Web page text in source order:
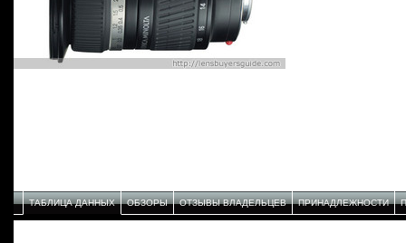
ТАБЛИЦА ДАННЫХ ОБЗОРЫ ОТЗЫВЫ ВЛАДЕЛЬЦЕВ ПРИНАДЛЕЖНОСТИ